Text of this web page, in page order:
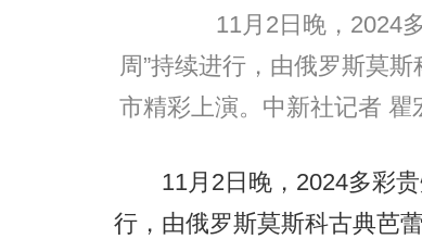
11月2日晚，2024多
周”持续进行，由俄罗斯莫
市精彩上演。中新社记者 瞿
11月2日晚，2024多彩贵
行，由俄罗斯莫斯科古典芭